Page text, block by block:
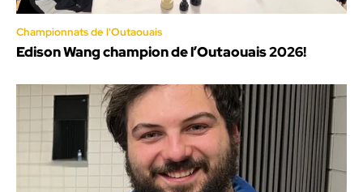
Championnats de l'Outaouais
Edison Wang champion de l’Outaouais 2026!